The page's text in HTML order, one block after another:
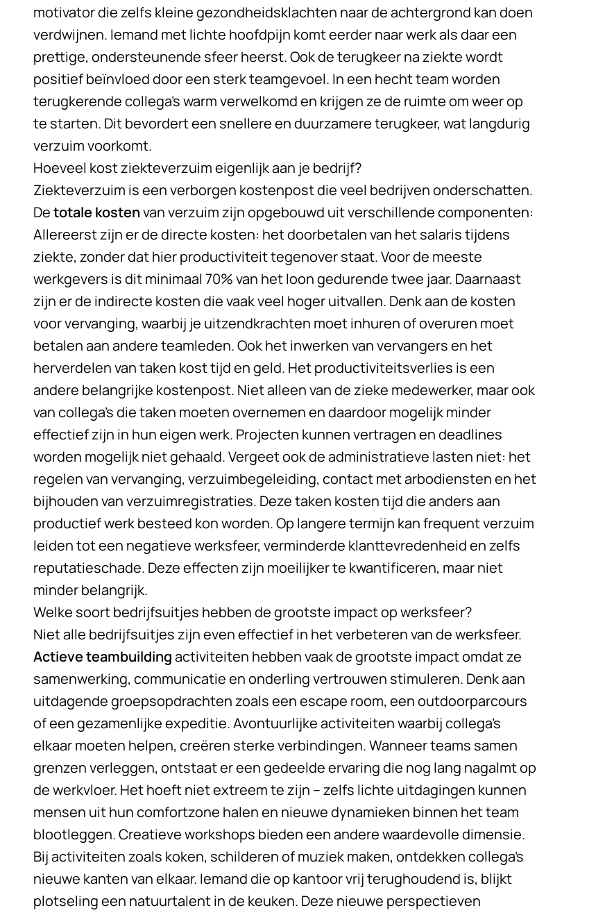
motivator die zelfs kleine gezondheidsklachten naar de achtergrond kan doen
verdwijnen. Iemand met lichte hoofdpijn komt eerder naar werk als daar een
prettige, ondersteunende sfeer heerst. Ook de terugkeer na ziekte wordt
positief beïnvloed door een sterk teamgevoel. In een hecht team worden
terugkerende collega’s warm verwelkomd en krijgen ze de ruimte om weer op
te starten. Dit bevordert een snellere en duurzamere terugkeer, wat langdurig
verzuim voorkomt.
Hoeveel kost ziekteverzuim eigenlijk aan je bedrijf?
Ziekteverzuim is een verborgen kostenpost die veel bedrijven onderschatten.
Detotale kostenvan verzuim zijn opgebouwd uit verschillende componenten:
Allereerst zijn er de directe kosten: het doorbetalen van het salaris tijdens
ziekte, zonder dat hier productiviteit tegenover staat. Voor de meeste
werkgevers is dit minimaal 70% van het loon gedurende twee jaar. Daarnaast
zijn er de indirecte kosten die vaak veel hoger uitvallen. Denk aan de kosten
voor vervanging, waarbij je uitzendkrachten moet inhuren of overuren moet
betalen aan andere teamleden. Ook het inwerken van vervangers en het
herverdelen van taken kost tijd en geld. Het productiviteitsverlies is een
andere belangrijke kostenpost. Niet alleen van de zieke medewerker, maar ook
van collega’s die taken moeten overnemen en daardoor mogelijk minder
effectief zijn in hun eigen werk. Projecten kunnen vertragen en deadlines
worden mogelijk niet gehaald. Vergeet ook de administratieve lasten niet: het
regelen van vervanging, verzuimbegeleiding, contact met arbodiensten en het
bijhouden van verzuimregistraties. Deze taken kosten tijd die anders aan
productief werk besteed kon worden. Op langere termijn kan frequent verzuim
leiden tot een negatieve werksfeer, verminderde klanttevredenheid en zelfs
reputatieschade. Deze effecten zijn moeilijker te kwantificeren, maar niet
minder belangrijk.
Welke soort bedrijfsuitjes hebben de grootste impact op werksfeer?
Niet alle bedrijfsuitjes zijn even effectief in het verbeteren van de werksfeer.
Actieve teambuildingactiviteiten hebben vaak de grootste impact omdat ze
samenwerking, communicatie en onderling vertrouwen stimuleren. Denk aan
uitdagende groepsopdrachten zoals een escape room, een outdoorparcours
of een gezamenlijke expeditie. Avontuurlijke activiteiten waarbij collega’s
elkaar moeten helpen, creëren sterke verbindingen. Wanneer teams samen
grenzen verleggen, ontstaat er een gedeelde ervaring die nog lang nagalmt op
de werkvloer. Het hoeft niet extreem te zijn – zelfs lichte uitdagingen kunnen
mensen uit hun comfortzone halen en nieuwe dynamieken binnen het team
blootleggen. Creatieve workshops bieden een andere waardevolle dimensie.
Bij activiteiten zoals koken, schilderen of muziek maken, ontdekken collega’s
nieuwe kanten van elkaar. Iemand die op kantoor vrij terughoudend is, blijkt
plotseling een natuurtalent in de keuken. Deze nieuwe perspectieven